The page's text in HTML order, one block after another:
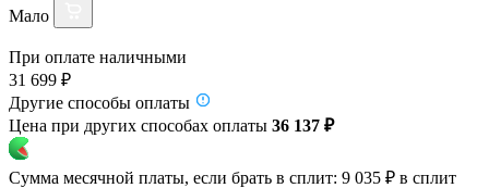
Мало
При оплате наличными
31 699 ₽
Другие способы оплаты
Цена при других способах оплаты 36 137 ₽
Сумма месячной платы, если брать в сплит: 9 035 ₽ в сплит